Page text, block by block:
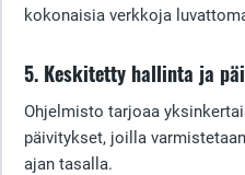
kokonaisia verkkoja
5. Keskitetty hallinta ja
Ohjelmisto tarjoaa
päivitykset, joilla
ajan tasalla.